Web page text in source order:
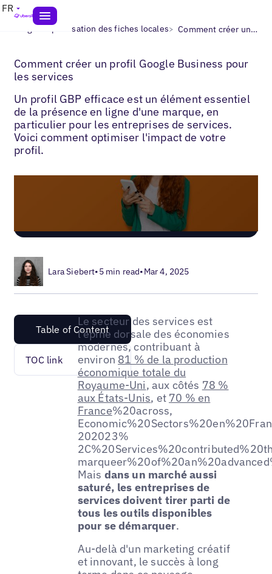
FR
Blogs> Optimisation des fiches locales> Comment créer un profil Google Business pour les services
Comment créer un profil Google Business pour
les services
Un profil GBP efficace est un élément essentiel
de la présence en ligne d'une marque, en
particulier pour les entreprises de services.
Voici comment optimiser l'impact de votre
profil.
Lara Siebert•5 min read•Mar 4, 2025
Table of Content
TOC link
Le secteur des services est
l'épine dorsale des économies
modernes, contribuant à
environ 81 % de la production
économique totale du
Royaume-Uni, aux côtés 78 %
aux États-Unis, et 70 % en
France%20across,
202023%
Mais dans un marché aussi
saturé, les entreprises de
services doivent tirer parti de
tous les outils disponibles
pour se démarquer.
Au-delà d'un marketing créatif
et innovant, le succès à long